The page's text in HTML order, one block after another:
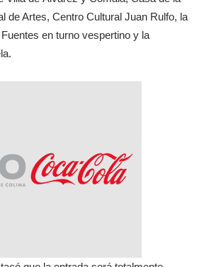
de Artes, Centro Cultural Juan Rulfo, la
en turno vespertino y la